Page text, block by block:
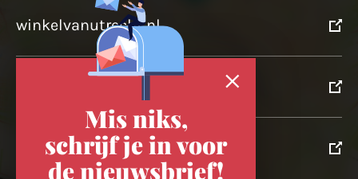
winkelvanutrecht.nl
utrechtpartners.nl
Mis niks,
schrijf je in voor
de nieuwsbrief!